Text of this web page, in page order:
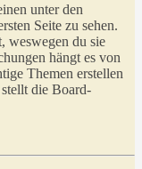
unter den
Seite zu sehen.
weswegen du sie
hängt es von
Themen erstellen
die Board-